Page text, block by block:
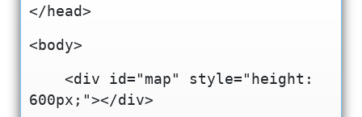
</head>
<body>
<div id="map" style="height:
600px;"></div>